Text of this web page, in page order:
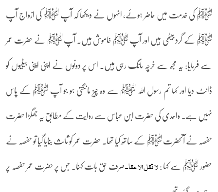
ﷺ کی خدمت میں حاضر ہوئے، انہوں نے دیکھا کہ آپ ﷺ کی ازواج آپ
ﷺ کے گرد بیٹھی ہیں اور آپ ﷺ خاموش ہیں۔ آپ ﷺ نے حضرت عمر
سے فرمایا: یہ مجھ سے خرچہ مانگ رہی ہیں۔ اس پر دونوں نے اپنی اپنی بیٹیوں کو
ڈانٹ دیا اور کہا تم رسول اللہ ﷺ سے وہ چیز مانگتی ہو جو آپ ﷺ کے پاس
نہیں ہے۔ واحدی کی حضرت ابن عباس سے روایت کے مطابق یہ جھگڑا حضرت
حفصہ نے آنحضرت ﷺ کے ساتھ کیا تھا۔ حضرت عمر کو ثالث بنایا گیا تو حفصہ نے
حضور ﷺ سے کہا :لا تقل الا حقا۔صرف حق بات کہنا۔ جس پر حضرت عمر حفصہ پر